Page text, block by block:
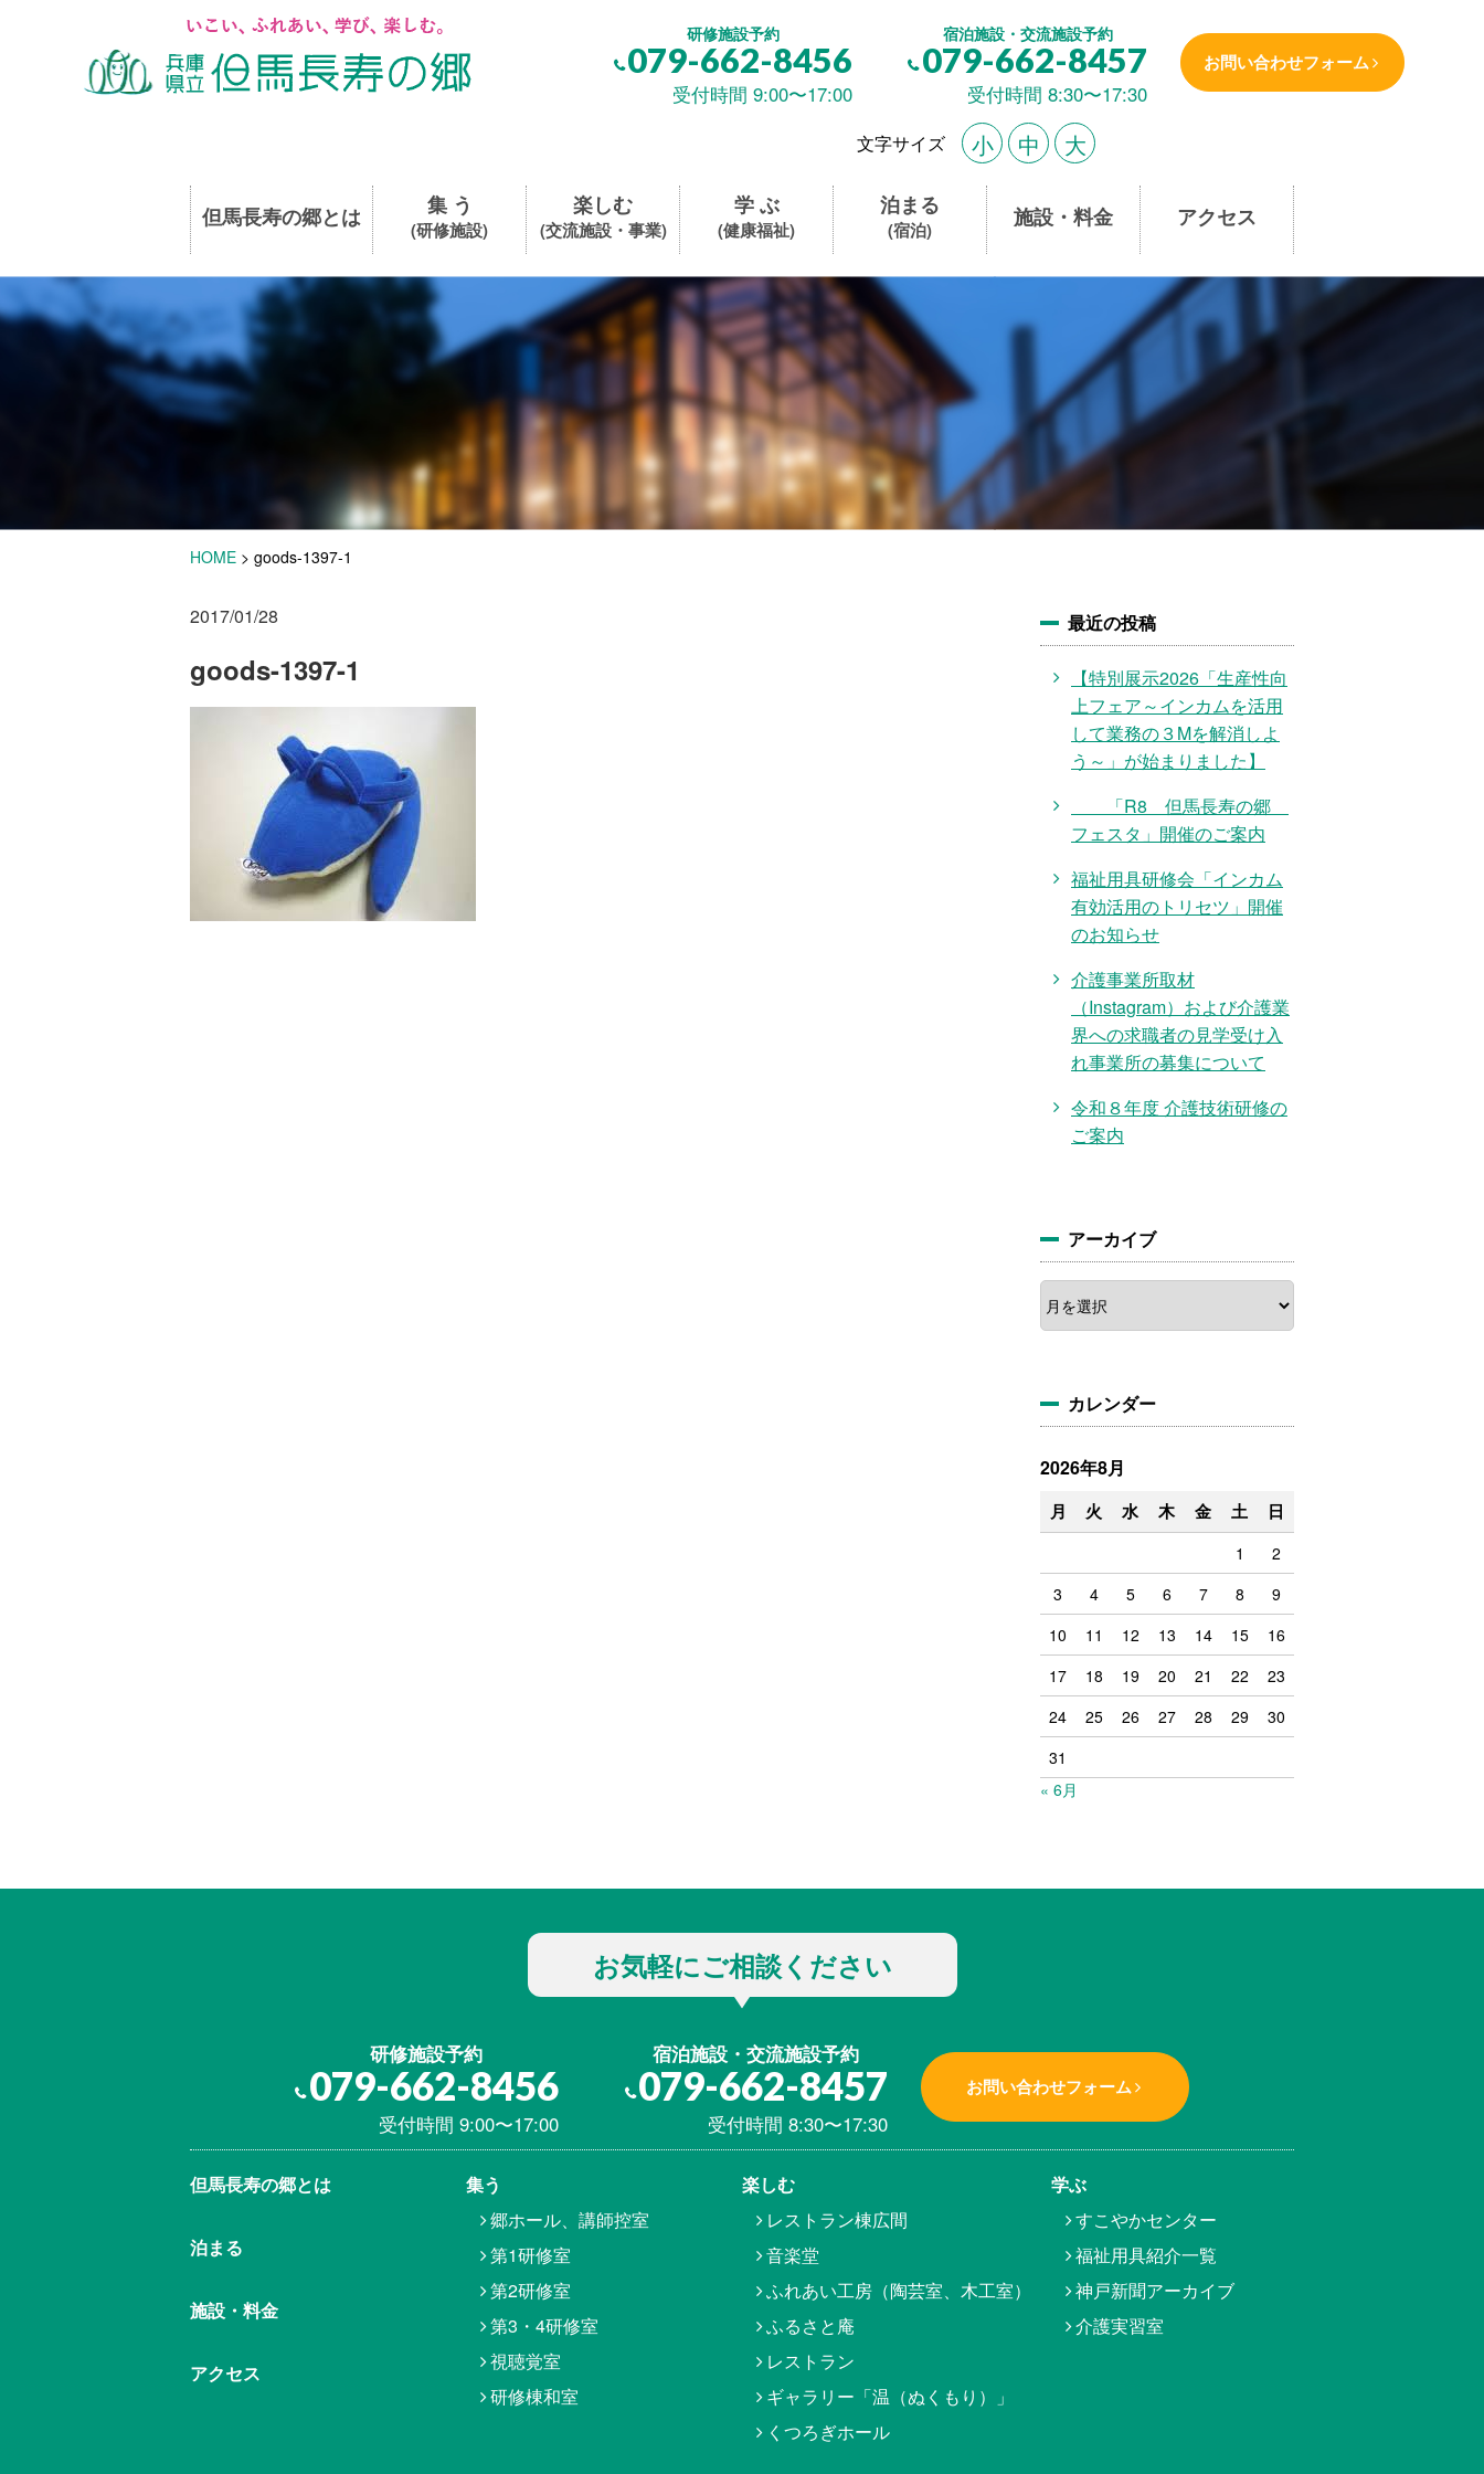
研修施設予約
079-662-8456
受付時間 9:00〜17:00
宿泊施設・交流施設予約
079-662-8457
受付時間 8:30〜17:30
お問い合わせフォーム
文字サイズ 小 中 大
但馬長寿の郷とは 集 う
(研修施設)
楽しむ
(交流施設・事業)
学 ぶ
(健康福祉)
泊まる
(宿泊) 施設・料金 アクセス
HOME > goods-1397-1
2017/01/28
goods-1397-1
最近の投稿
【特別展示2026「生産性向
上フェア～インカムを活用
して業務の３Mを解消しよ
う～」が始まりました】
「R8 但馬長寿の郷
フェスタ」開催のご案内
福祉用具研修会「インカム
有効活用のトリセツ」開催
のお知らせ
介護事業所取材
（Instagram）および介護業
界への求職者の見学受け入
れ事業所の募集について
令和８年度 介護技術研修の
ご案内
アーカイブ
ア
ー
カ
カレンダー
2026年8月
月 火 水 木 金 土 日
1
2
3
4 5 6 7 8
9
10
11 12 13 14 15
16
17
18 19 20 21 22
23
24
25 26 27 28 29
30
31
« 6月
お気軽にご相談ください
研修施設予約
079-662-8456
受付時間 9:00〜17:00
宿泊施設・交流施設予約
079-662-8457
受付時間 8:30〜17:30
お問い合わせフォーム
但馬⾧寿の郷とは
泊まる
施設・料金
アクセス
集う
郷ホール、講師控室
第1研修室
第2研修室
第3・4研修室
視聴覚室
研修棟和室
楽しむ
レストラン棟広間
音楽堂
ふれあい工房（陶芸室、木工室）
ふるさと庵
レストラン
ギャラリー「温（ぬくもり）」
くつろぎホール
学ぶ
すこやかセンター
福祉用具紹介一覧
神戸新聞アーカイブ
介護実習室